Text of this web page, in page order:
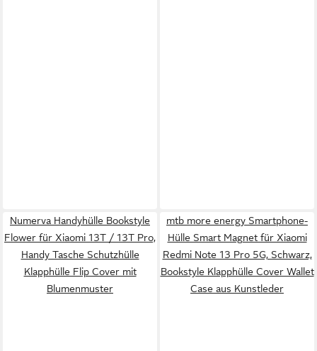
Numerva Handyhülle Bookstyle
Flower für Xiaomi 13T / 13T Pro,
Handy Tasche Schutzhülle
Klapphülle Flip Cover mit
Blumenmuster
mtb more energy Smartphone-
Hülle Smart Magnet für Xiaomi
Redmi Note 13 Pro 5G, Schwarz,
Bookstyle Klapphülle Cover Wallet
Case aus Kunstleder